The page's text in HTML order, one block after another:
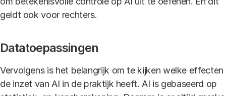
geldt ook voor rechters.
Datatoepassingen
Vervolgens is het belangrijk om te kijken welke effecten
de inzet van AI in de praktijk heeft. AI is gebaseerd op